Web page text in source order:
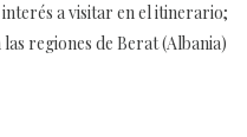
a visitar en el itinerario;
regiones de Berat (Albania)